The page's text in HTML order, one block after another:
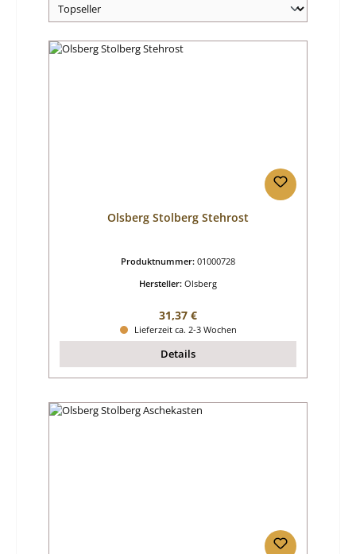
Olsberg Stolberg Stehrost
Produktnummer: 01000728
Hersteller: Olsberg
Regulärer Preis:
31,37 €
Lieferzeit ca. 2-3 Wochen
Details